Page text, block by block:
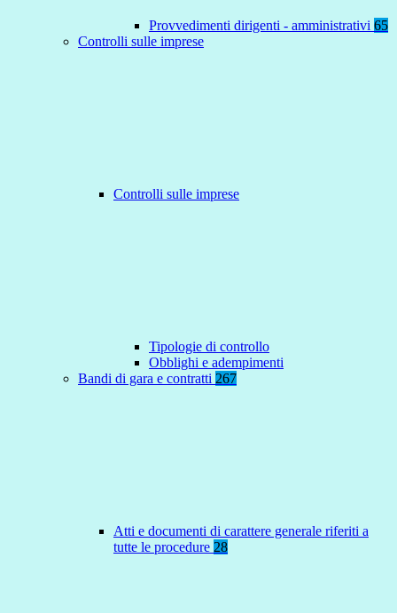
Provvedimenti dirigenti - amministrativi 65
Controlli sulle imprese
Controlli sulle imprese
Tipologie di controllo
Obblighi e adempimenti
Bandi di gara e contratti 267
Atti e documenti di carattere generale riferiti a
tutte le procedure 28